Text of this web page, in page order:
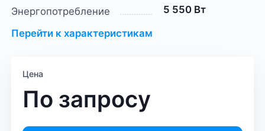
Энергопотребление
5 550 Вт
Перейти к характеристикам
Цена
По запросу